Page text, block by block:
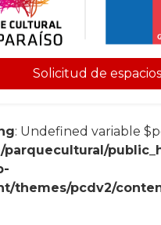
Solicitud de espacios
: Undefined variable
parquecultural/
themes/pcdv2/